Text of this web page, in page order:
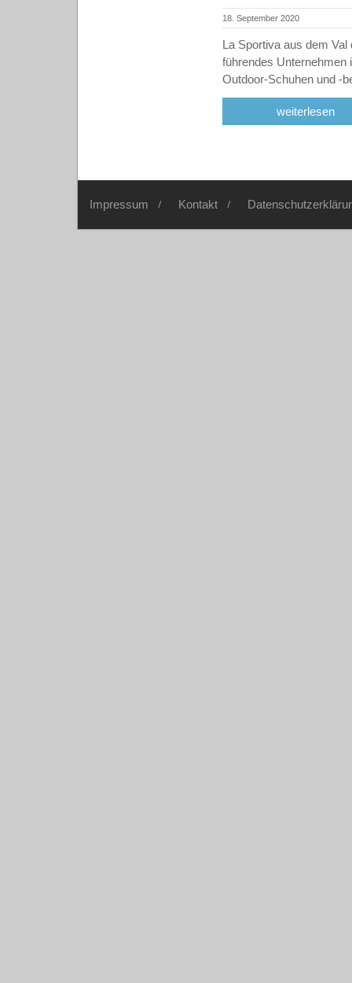
18. September 2020
La Sportiva aus dem Val
führendes Unternehmen
Outdoor-Schuhen und -
weiterlesen
Impressum Kontakt